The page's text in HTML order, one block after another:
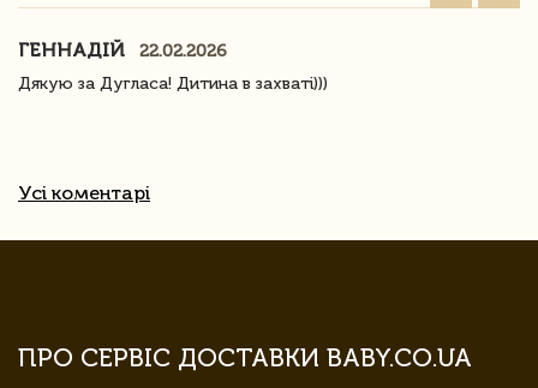
ГЕННАДІЙ
22.02.2026
Дякую за Дугласа! Дитина в захваті)))
Усі коментарі
ПРО СЕРВІС ДОСТАВКИ BABY.CO.UA